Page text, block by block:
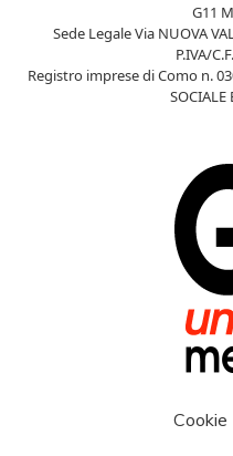
G11
Sede Legale Via NUOVA
P.IVA/
Registro imprese di Como n.
SOCIALE
Cookie